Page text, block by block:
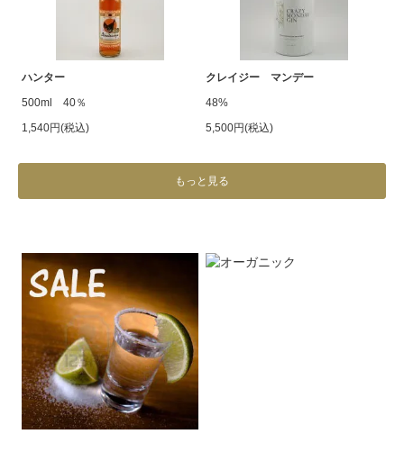
ハンター
500ml 40％
1,540円(税込)
クレイジー マンデー
48%
5,500円(税込)
もっと見る